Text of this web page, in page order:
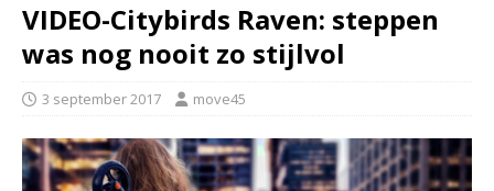
VIDEO-Citybirds Raven: steppen
was nog nooit zo stijlvol
3 september 2017 move45